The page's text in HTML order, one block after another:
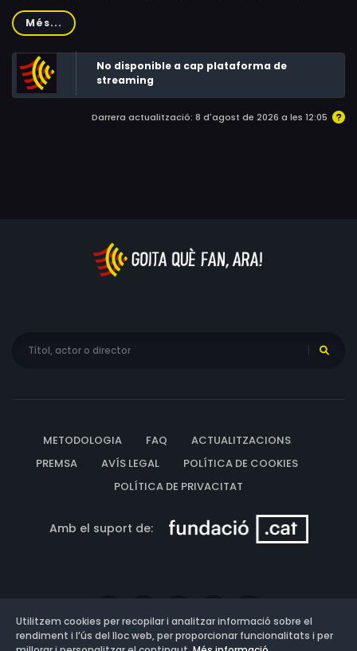
Robert DoQui, Jerry Biggs, Joanna Weinberg, Henry Cele,
Laurens Celliers, Brümilda van Rensburg
Més...
No disponible a cap plataforma de
streaming
Darrera actualització: 8 d'agost de 2026 a les 12:05
METODOLOGIA FAQ
ACTUALITZACIONS
PREMSA
AVÍS LEGAL
POLÍTICA DE COOKIES
POLÍTICA DE PRIVACITAT
Amb el suport de:
Utilitzem cookies per recopilar i analitzar informació sobre el
rendiment i l’ús del lloc web, per proporcionar funcionalitats i per